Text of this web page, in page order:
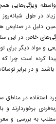
ویژگی‌هایی
در طول
دلیل در
خاص در این
و مواد دیگر برای
پیدا کرده است چرا
و در برابر
استفاده در
برخوردارند و
مطلب به بررسی و